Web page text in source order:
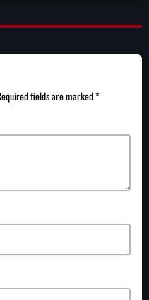
fields are marked *